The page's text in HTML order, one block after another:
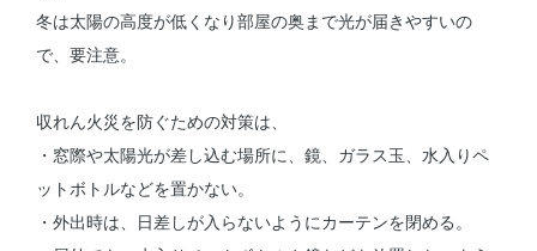
冬は太陽の高度が低くなり部屋の奥まで光が届きやすいの
で、要注意。
収れん火災を防ぐための対策は、
・窓際や太陽光が差し込む場所に、鏡、ガラス玉、水入りペ
ットボトルなどを置かない。
・外出時は、日差しが入らないようにカーテンを閉める。